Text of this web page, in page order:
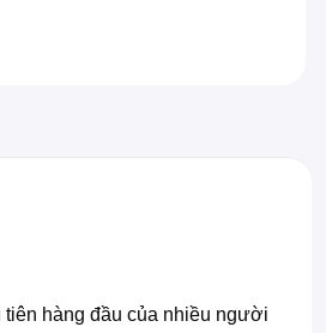
hàng đầu của nhiều người